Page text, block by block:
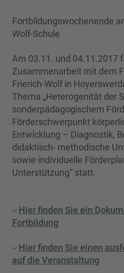
Fortbildungswochenende
Wolf-Schule
Am 03.11. und 04.11.2017
Zusammenarbeit mit dem
Frierich-Wolf in
Thema „Heterogenität der
sonderpädagogischem
Förderschwerpunkt
Entwicklung – Diagnostik,
didaktisch- methodische
sowie individuelle
Unterstützung“ statt.
Hier finden Sie ein
Fortbildung
Hier finden Sie einen
auf die Veranstaltung